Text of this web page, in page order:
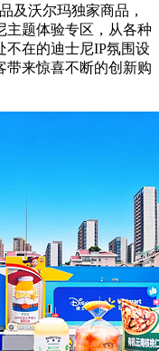
及沃尔玛独家商品，
主题体验专区，从各种
不在的迪士尼IP氛围设
带来惊喜不断的创新购